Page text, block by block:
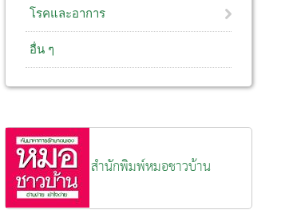
โรคและอาการ
อื่น ๆ
สำนักพิมพ์หมอชาวบ้าน